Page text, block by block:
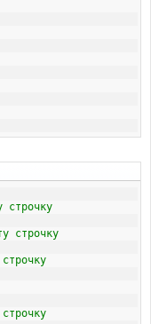
строчку
строчку